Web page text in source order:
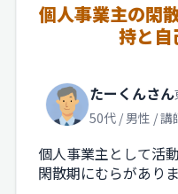
個人事業主の閑
持と自
たーくんさん
50代 / 男性 / 講
個人事業主として活
閑散期にむらがありま